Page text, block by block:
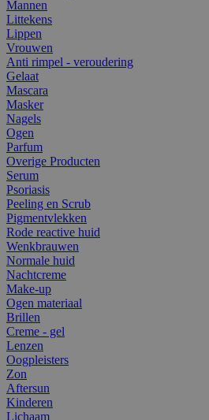
Mannen
Littekens
Lippen
Vrouwen
Anti rimpel - veroudering
Gelaat
Mascara
Masker
Nagels
Ogen
Parfum
Overige Producten
Serum
Psoriasis
Peeling en Scrub
Pigmentvlekken
Rode reactive huid
Wenkbrauwen
Normale huid
Nachtcreme
Make-up
Ogen materiaal
Brillen
Creme - gel
Lenzen
Oogpleisters
Zon
Aftersun
Kinderen
Lichaam